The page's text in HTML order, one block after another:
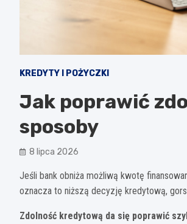
KREDYTY I POŻYCZKI
Jak poprawić
sposoby
8 lipca 2026
Jeśli bank obniża możliwą kwotę
oznacza to niższą decyzję kredytową,
Zdolność kredytową da się poprawić